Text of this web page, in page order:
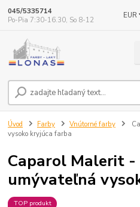
EUR
045/5335714
Po-Pia 7:30-16.30, So 8-12
Úvod Farby Vnútorné farby
vysoko kryjúca farba
Caparol Malerit
umývateľná
TOP produkt